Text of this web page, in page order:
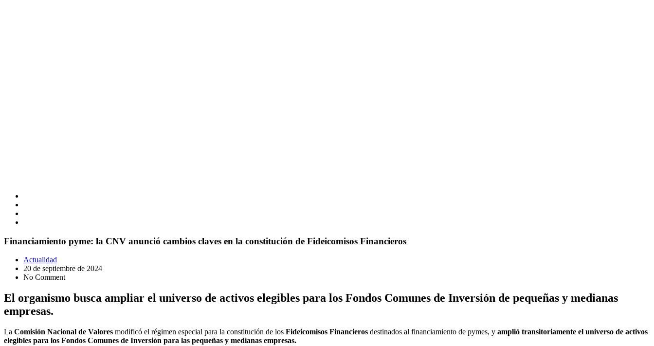
Financiamiento pyme: la CNV anunció cambios claves en la constitución de Fideicomisos Financieros
Actualidad
20 de septiembre de 2024
No Comment
El organismo busca ampliar el universo de activos elegibles para los Fondos Comunes de Inversión de pequeñas y medianas
empresas.
La Comisión Nacional de Valores modificó el régimen especial para la constitución de los Fideicomisos Financieros destinados al financiamiento de pymes, y amplió transitoriamente el universo de activos
elegibles para los Fondos Comunes de Inversión para las pequeñas y medianas empresas.